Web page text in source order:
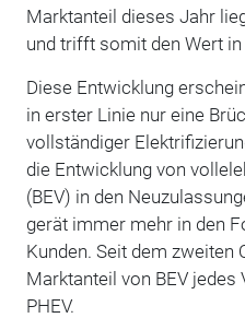
Marktanteil dieses Jahr
und trifft somit den Wert in
Diese Entwicklung
in erster Linie nur eine
vollständiger
die Entwicklung von
(BEV) in den
gerät immer mehr in den
Kunden. Seit dem zweiten
Marktanteil von BEV
PHEV.